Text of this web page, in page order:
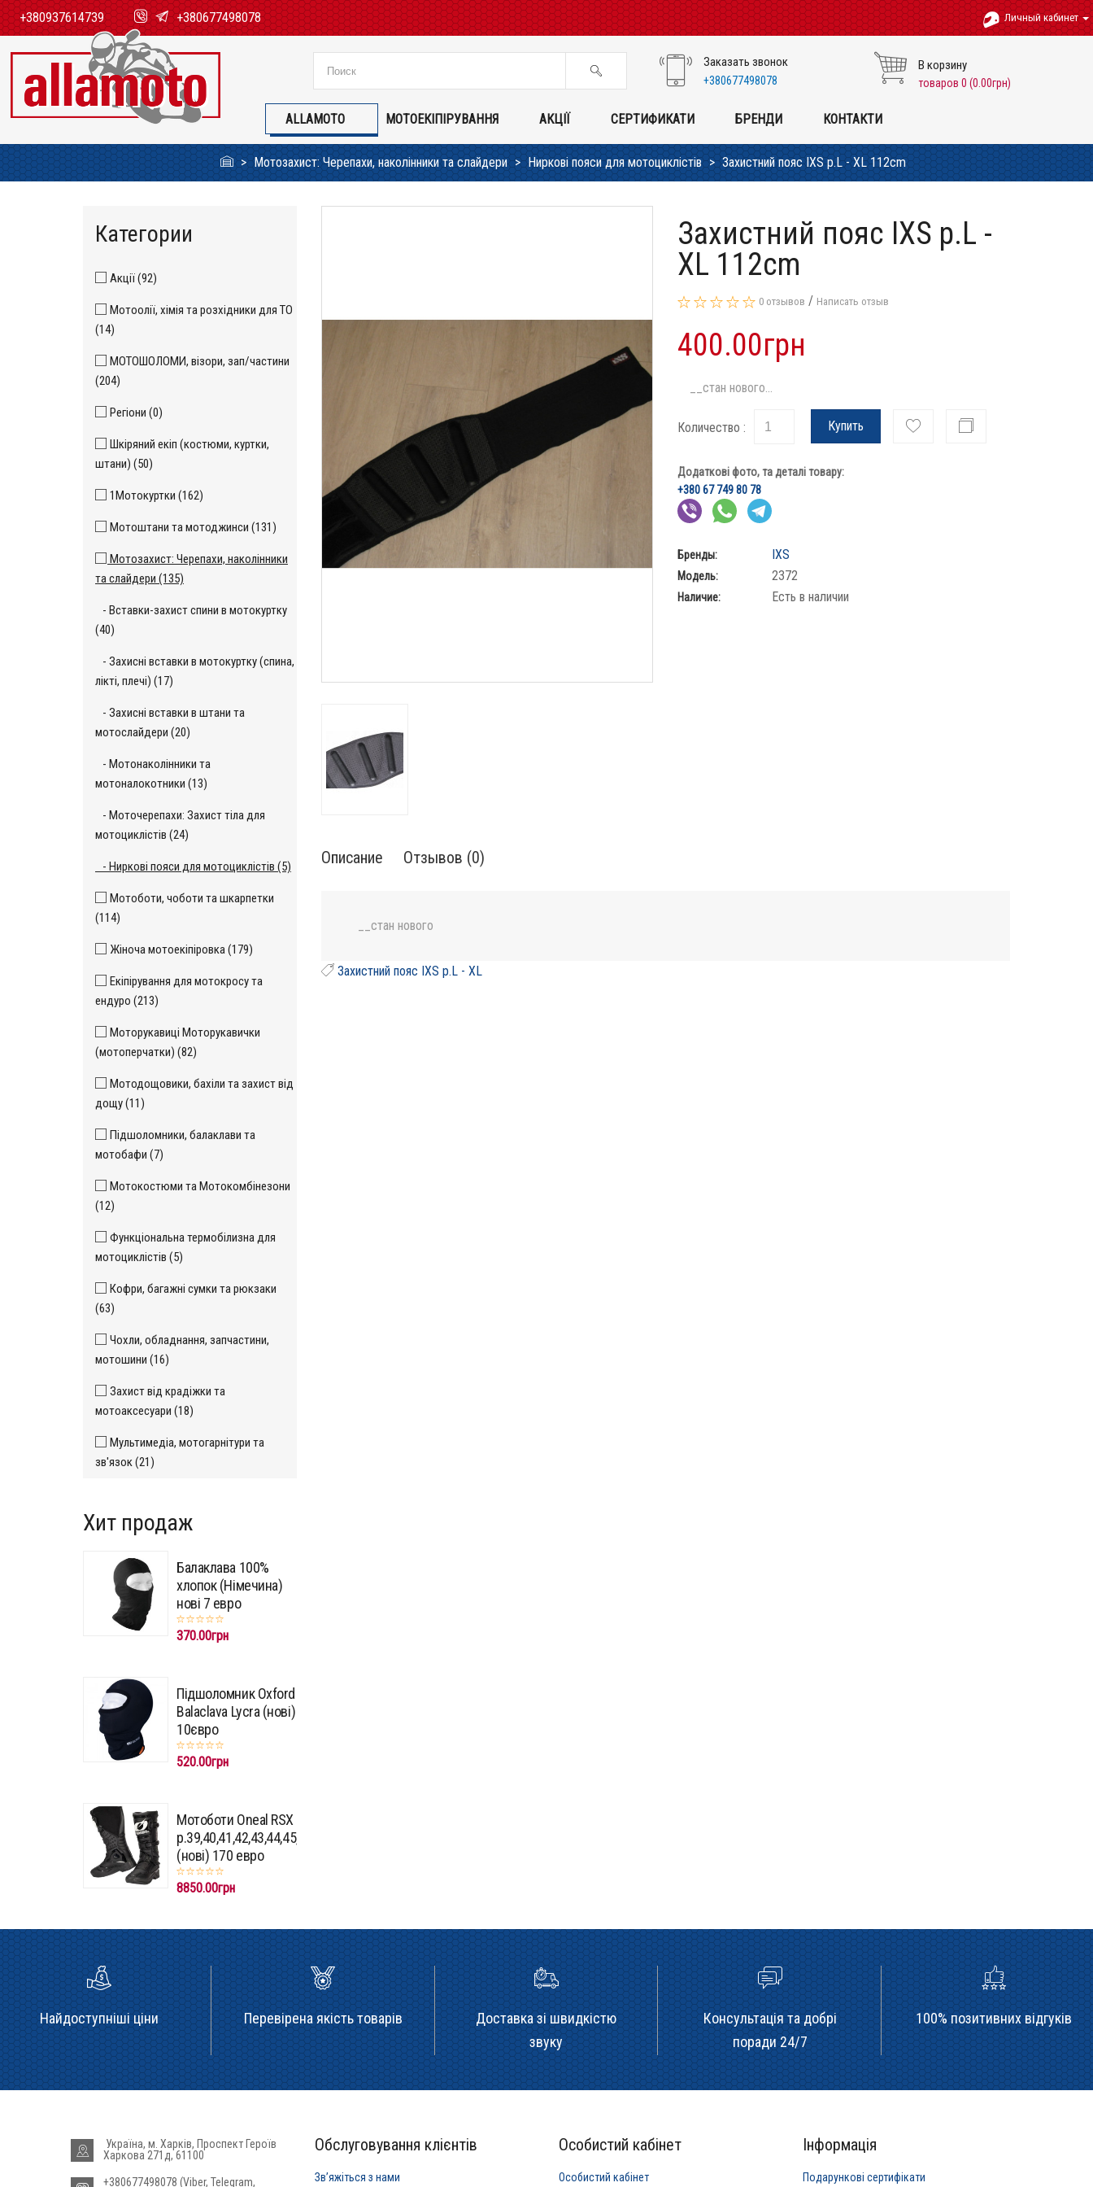
+380937614739 +380677498078 Личный кабинет
Заказать звонок
+380677498078
В корзину
товаров 0 (0.00грн)
ALLAMOTO МОТОЕКІПІРУВАННЯ АКЦІЇ СЕРТИФИКАТИ БРЕНДИ КОНТАКТИ
Мотозахист: Черепахи, наколінники та слайдери Ниркові пояси для мотоциклістів Захистний пояс IXS p.L - XL 112cm
Категории
Акції (92)
Мотоолії, хімія та розхідники для ТО
(14)
МОТОШОЛОМИ, візори, зап/частини
(204)
Регіони (0)
Шкіряний екіп (костюми, куртки,
штани) (50)
1Мотокуртки (162)
Мотоштани та мотоджинси (131)
Мотозахист: Черепахи, наколінники
та слайдери (135)
- Вставки-захист спини в мотокуртку
(40)
- Захисні вставки в мотокуртку (спина,
лікті, плечі) (17)
- Захисні вставки в штани та
мотослайдери (20)
- Мотонаколінники та
мотоналокотники (13)
- Моточерепахи: Захист тіла для
мотоциклістів (24)
- Ниркові пояси для мотоциклістів (5)
Мотоботи, чоботи та шкарпетки
(114)
Жіноча мотоекіпіровка (179)
Екіпірування для мотокросу та
ендуро (213)
Моторукавиці Моторукавички
(мотоперчатки) (82)
Мотодощовики, бахіли та захист від
дощу (11)
Підшоломники, балаклави та
мотобафи (7)
Мотокостюми та Мотокомбінезони
(12)
Функціональна термобілизна для
мотоциклістів (5)
Кофри, багажні сумки та рюкзаки
(63)
Чохли, обладнання, запчастини,
мотошини (16)
Захист від крадіжки та
мотоаксесуари (18)
Мультимедіа, мотогарнітури та
зв'язок (21)
Хит продаж
Балаклава 100%
хлопок (Німечина)
нові 7 евро
370.00грн
Підшоломник Oxford
Balaclava Lycra (нові)
10євро
520.00грн
Мотоботи Oneal RSX
p.39,40,41,42,43,44,45,46,47
(нові) 170 евро
8850.00грн
Захистний пояс IXS p.L -
XL 112cm
0 отзывов / Написать отзыв
400.00грн
__стан нового...
Количество : Купить
Додаткові фото, та деталі товару:
+380 67 749 80 78
Бренды: IXS
Модель: 2372
Наличие: Есть в наличии
Описание Отзывов (0)
__стан нового
Захистний пояс IXS p.L - XL
Найдоступніші ціни Перевірена якість товарів
Доставка зі швидкістю
звуку
Консультація та добрі
поради 24/7
100% позитивних відгуків
Україна, м. Харків, Проспект Героїв
Харкова 271д, 61100
+380677498078 (Viber, Telegram,
Обслуговування клієнтів
Звʼяжіться з нами
Особистий кабінет
Особистий кабінет
Інформація
Подарункові сертифікати